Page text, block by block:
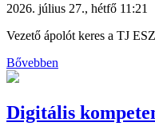
2026. július 27., hétfő 11:21
Vezető ápolót keres a TJ
Bővebben
Digitális